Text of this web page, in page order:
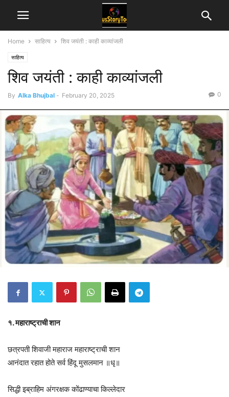
Home साहित्य शिव जयंती : काही काव्यांजली
साहित्य
शिव जयंती : काही काव्यांजली
By Alka Bhujbal - February 20, 2025 0
१. महाराष्ट्राची शान
छत्रपती शिवाजी महाराज महाराष्ट्राची शान
आनंदात रहात होते सर्व हिंदू मुसलमान ॥धृ॥
सिद्धी इब्राहिम अंगरक्षक कोंढाण्याचा किल्लेदार